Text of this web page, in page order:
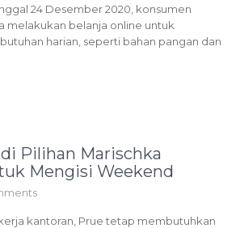
24 Desember 2020, konsumen
melakukan belanja online untuk
harian, seperti bahan pangan dan
Pilihan Marischka
Mengisi Weekend
kantoran, Prue tetap membutuhkan